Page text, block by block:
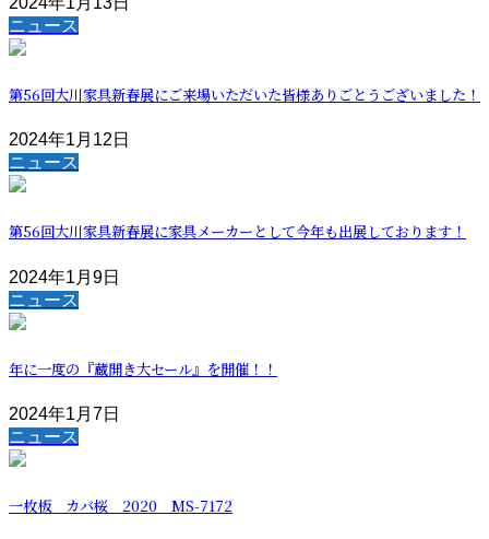
ニュース
第56回大川家具新春展にご来場いただいた皆様ありごとうございました！
2024年1月12日
ニュース
第56回大川家具新春展に家具メーカーとして今年も出展しております！
2024年1月9日
ニュース
年に一度の『蔵開き大セール』を開催！！
2024年1月7日
ニュース
一枚板 カバ桜 2020 MS-7172